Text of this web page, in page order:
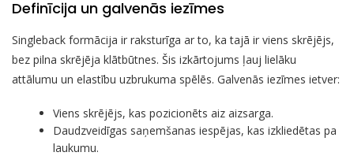
Definīcija un galvenās iezīmes
Singleback formācija ir raksturīga ar to, ka tajā ir viens skrējējs,
bez pilna skrējēja klātbūtnes. Šis izkārtojums ļauj lielāku
attālumu un elastību uzbrukuma spēlēs. Galvenās iezīmes ietver:
Viens skrējējs, kas pozicionēts aiz aizsarga.
Daudzveidīgas saņemšanas iespējas, kas izkliedētas pa
laukumu.